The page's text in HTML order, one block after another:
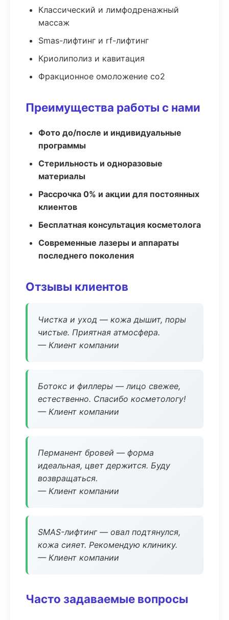
Классический и лимфодренажный
массаж
Smas-лифтинг и rf-лифтинг
Криолиполиз и кавитация
Фракционное омоложение co2
Преимущества работы с нами
Фото до/после и индивидуальные
программы
Стерильность и одноразовые
материалы
Рассрочка 0% и акции для постоянных
клиентов
Бесплатная консультация косметолога
Современные лазеры и аппараты
последнего поколения
Отзывы клиентов
Чистка и уход — кожа дышит, поры
чистые. Приятная атмосфера.
— Клиент компании
Ботокс и филлеры — лицо свежее,
естественно. Спасибо косметологу!
— Клиент компании
Перманент бровей — форма
идеальная, цвет держится. Буду
возвращаться.
— Клиент компании
SMAS-лифтинг — овал подтянулся,
кожа сияет. Рекомендую клинику.
— Клиент компании
Часто задаваемые вопросы